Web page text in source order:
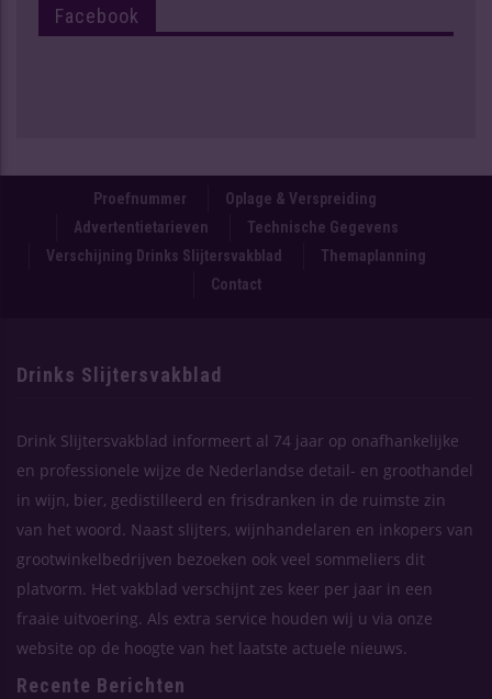
Facebook
Proefnummer
Oplage & Verspreiding
Advertentietarieven
Technische Gegevens
Verschijning Drinks Slijtersvakblad
Themaplanning
Contact
Drinks Slijtersvakblad
Drink Slijtersvakblad informeert al 74 jaar op onafhankelijke
en professionele wijze de Nederlandse detail- en groothandel
in wijn, bier, gedistilleerd en frisdranken in de ruimste zin
van het woord. Naast slijters, wijnhandelaren en inkopers van
grootwinkelbedrijven bezoeken ook veel sommeliers dit
platvorm. Het vakblad verschijnt zes keer per jaar in een
fraaie uitvoering. Als extra service houden wij u via onze
website op de hoogte van het laatste actuele nieuws.
Recente Berichten